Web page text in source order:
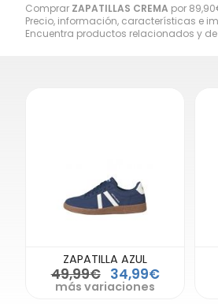
Comprar ZAPATILLAS CREMA por 89,90
Precio, información, características e
Encuentra productos relacionados y
ZAPATILLA AZUL
49,99€ 34,99€
más variaciones